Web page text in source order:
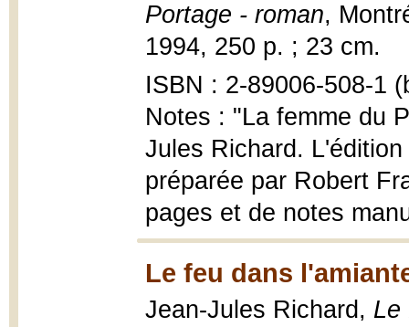
Portage - roman,
1994, 250 p. ; 23 cm.
ISBN : 2-89006-508-1
Notes : "La femme du
Jules Richard.
préparée par Robert
pages et de notes
Le feu dans
Jean-Jules Richard, Le